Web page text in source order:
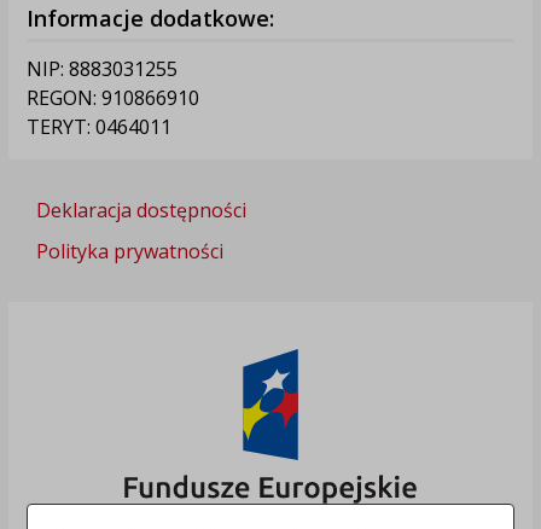
Informacje dodatkowe:
NIP: 8883031255
REGON: 910866910
TERYT: 0464011
Deklaracja dostępności
Polityka prywatności